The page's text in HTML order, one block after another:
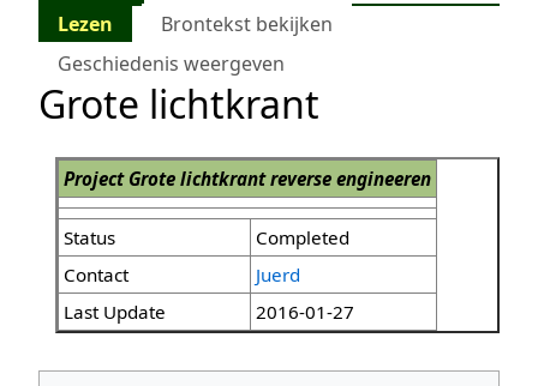
Lezen
Brontekst bekijken
Geschiedenis weergeven
Grote lichtkrant
Project Grote lichtkrant reverse engineeren
Status
Completed
Contact
Juerd
Last Update
2016-01-27